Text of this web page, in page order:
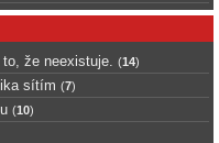
že neexistuje. (14)
sítím (7)
(10)